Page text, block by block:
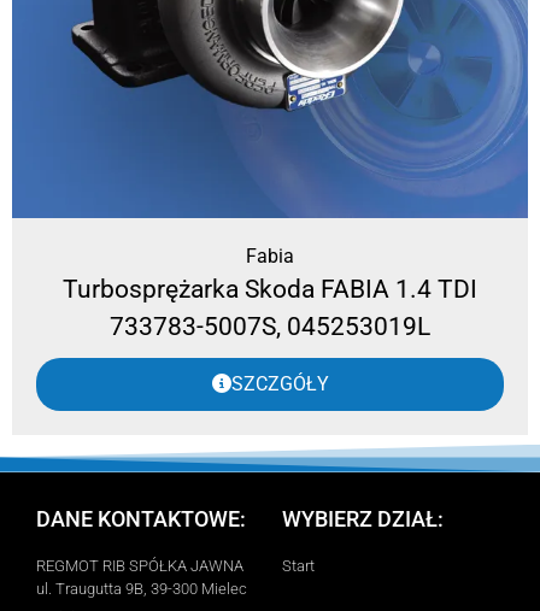
Fabia
Turbosprężarka Skoda FABIA 1.4 TDI
733783-5007S, 045253019L
SZCZGÓŁY
DANE KONTAKTOWE:
REGMOT RIB SPÓŁKA JAWNA
ul. Traugutta 9B, 39-300 Mielec
WYBIERZ DZIAŁ:
Start